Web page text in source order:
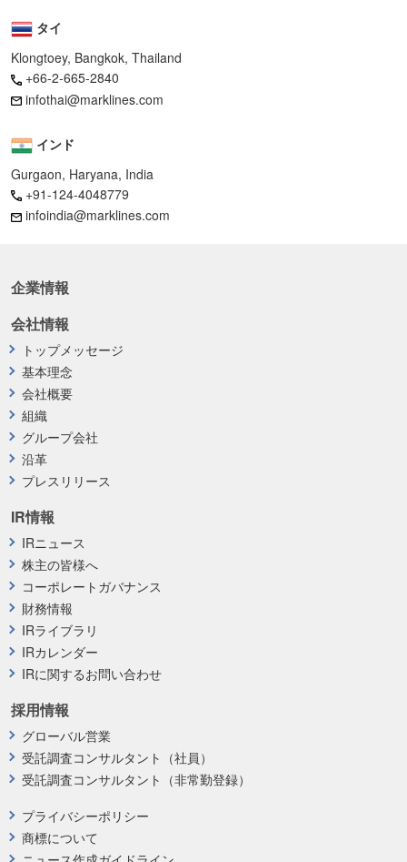
タイ
Klongtoey, Bangkok, Thailand
+66-2-665-2840
infothai@marklines.com
インド
Gurgaon, Haryana, India
+91-124-4048779
infoindia@marklines.com
企業情報
プライバシーポリシー
商標について
採用情報
グローバル営業
受託調査コンサルタント（社員）
受託調査コンサルタント（非常勤登録）
会社情報
トップメッセージ
基本理念
会社概要
組織
グループ会社
沿革
プレスリリース
IR情報
IRニュース
株主の皆様へ
コーポレートガバナンス
財務情報
IRライブラリ
IRカレンダー
IRに関するお問い合わせ